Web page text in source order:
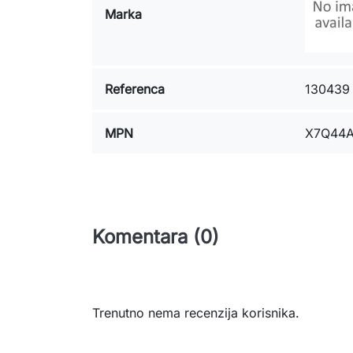
Marka
Referenca 130439
MPN
Komentara (0)
Trenutno nema recenzija korisnika.